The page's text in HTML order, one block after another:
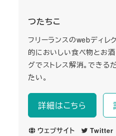
つたちこ
フリーランスのwebディレ
的においしい食べ物とお酒
グでストレス解消。でき
たい。
詳細はこちら
ウェブサイト Twitter